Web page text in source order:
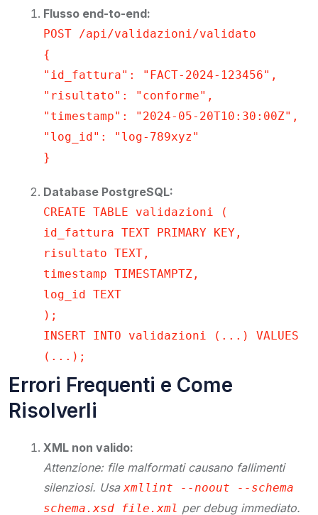
Flusso end-to-end:
POST /api/validazioni/validato
{
"id_fattura": "FACT-2024-123456",
"risultato": "conforme",
"timestamp": "2024-05-20T10:30:00Z",
"log_id": "log-789xyz"
}
Database PostgreSQL:
CREATE TABLE validazioni (
id_fattura TEXT PRIMARY KEY,
risultato TEXT,
timestamp TIMESTAMPTZ,
log_id TEXT
);
INSERT INTO validazioni (...) VALUES
(...);
Errori Frequenti e Come
Risolverli
XML non valido:
Attenzione: file malformati causano fallimenti
silenziosi. Usa xmllint --noout --schema
schema.xsd file.xml per debug immediato.